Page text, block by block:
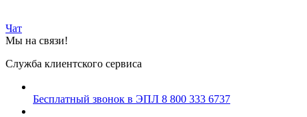
Чат
Мы на связи!
Служба клиентского сервиса
Бесплатный звонок в ЭПЛ 8 800 333 6737